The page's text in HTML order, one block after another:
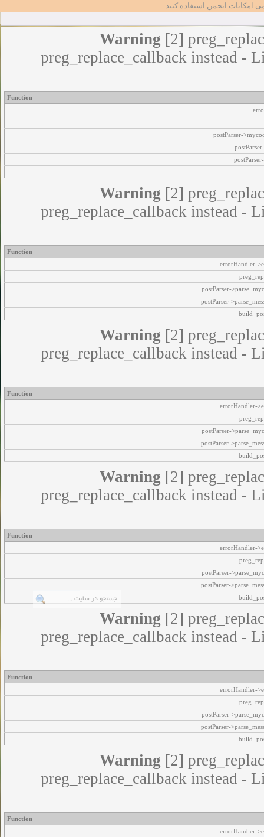
امکانات انجمن استفاده کنید.
Warning [2]
preg_replace_callback instead -
Function
postParser-
Warning [2]
preg_replace_callback instead -
Function
errorHandler-
postParser-
postParser-
Warning [2]
preg_replace_callback instead -
Function
errorHandler-
postParser-
postParser-
Warning [2]
preg_replace_callback instead -
Function
errorHandler-
postParser-
postParser-
Warning [2]
preg_replace_callback instead -
Function
errorHandler-
postParser-
postParser-
Warning [2]
preg_replace_callback instead -
Function
errorHandler-